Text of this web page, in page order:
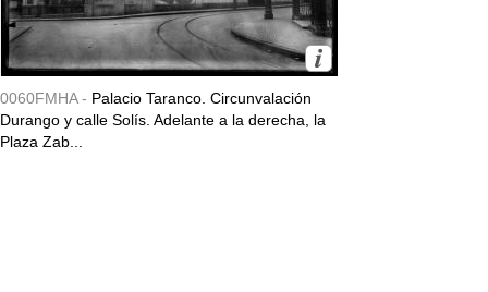
0060FMHA - Palacio Taranco. Circunvalación
Durango y calle Solís. Adelante a la derecha, la
Plaza Zab...